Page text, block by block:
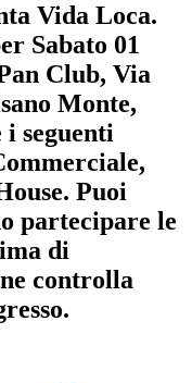
Vida Loca.
Sabato 01
Club, Via
Monte,
i seguenti
,
. Puoi
partecipare le
di
controlla
.